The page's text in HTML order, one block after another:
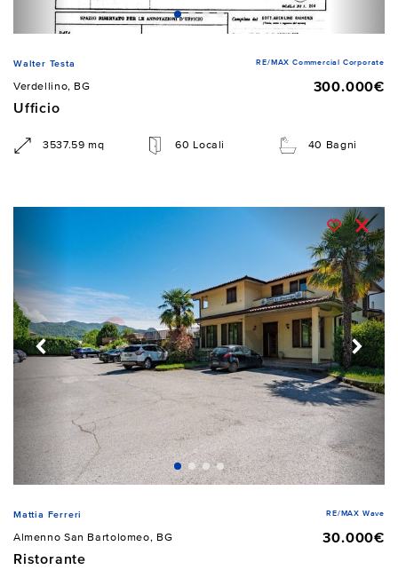
Walter Testa RE/MAX Commercial Corporate
Verdellino, BG
300.000€
Ufficio
3537.59 mq 60 Locali 40 Bagni
Mattia Ferreri RE/MAX Wave
Almenno San Bartolomeo, BG
30.000€
Ristorante